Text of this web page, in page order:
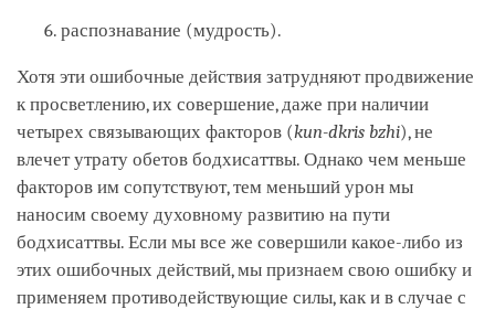
распознавание (мудрость).
Хотя эти ошибочные действия затрудняют продвижение
к просветлению, их совершение, даже при наличии
четырех связывающих факторов (kun-dkris bzhi), не
влечет утрату обетов бодхисаттвы. Однако чем меньше
факторов им сопутствуют, тем меньший урон мы
наносим своему духовному развитию на пути
бодхисаттвы. Если мы все же совершили какое-либо из
этих ошибочных действий, мы признаем свою ошибку и
применяем противодействующие силы, как и в случае с